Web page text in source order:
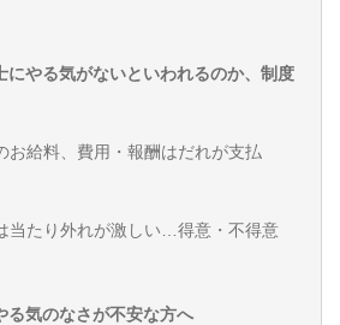
にやる気がないといわれるのか、制度
給料、費用・報酬はだれが支払
当たり外れが激しい…得意・不得意
る気のなさが不安な方へ